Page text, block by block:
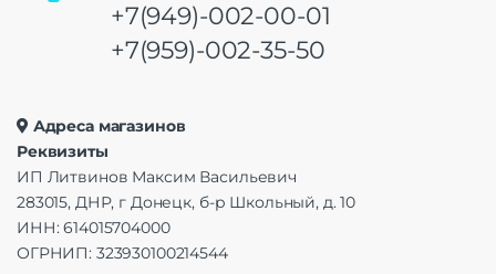
+7(949)-002-00-01
+7(959)-002-35-50
Адреса магазинов
Реквизиты
ИП Литвинов Максим Васильевич
283015, ДНР, г Донецк, б-р Школьный, д. 10
ИНН: 614015704000
ОГРНИП: 323930100214544